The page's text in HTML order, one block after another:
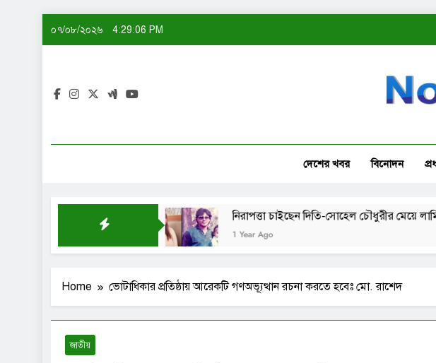
০৭/০৮/২০২৬ 4:29:06 PM
দেশের খবর বিনোদন
নিরাপত্তা চাইছেন দিতি-সোহেল চৌধুরীর মেয়ে লামিয়া
1 Year Ago
Home ভোটাধিকার প্রতিষ্ঠায় আরেকটি গণঅভ্যূত্থান রচনা করতে হবেঃ মো. রাশেদ
জাতীয়